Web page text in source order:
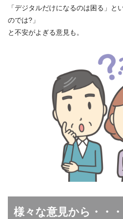
「デジタルだけになるのは困る」と
のでは?」
と不安がよぎる意見も。
様々な意見から・・・